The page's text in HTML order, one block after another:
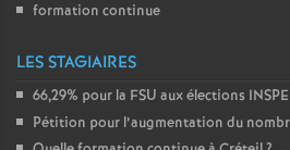
formation continue
LES STAGIAIRES
66,29% pour la FSU aux élections INSPE
Pétition pour l’augmentation du